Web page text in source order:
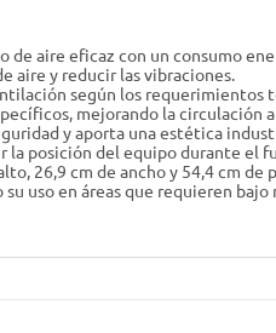
aire eficaz con un consumo
aire y reducir las vibraciones.
según los requerimientos
mejorando la circulación
y aporta una estética
la posición del equipo durante el
26,9 cm de ancho y 54,4 cm de
uso en áreas que requieren bajo